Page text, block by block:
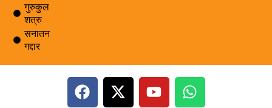
गुरुकुल
शत्रु
सनातन
गद्दार
F
a
X
-
Y
o
W
h